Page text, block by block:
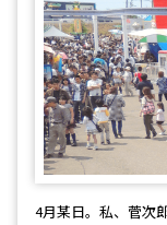
4月某日。私、菅次